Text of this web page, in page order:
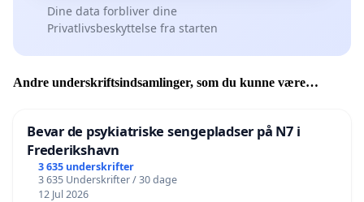
Dine data forbliver dine
Privatlivsbeskyttelse fra starten
Andre underskriftsindsamlinger, som du kunne være
Bevar de psykiatriske sengepladser på N7 i
Frederikshavn
3 635 underskrifter
3 635 Underskrifter / 30 dage
12 Jul 2026